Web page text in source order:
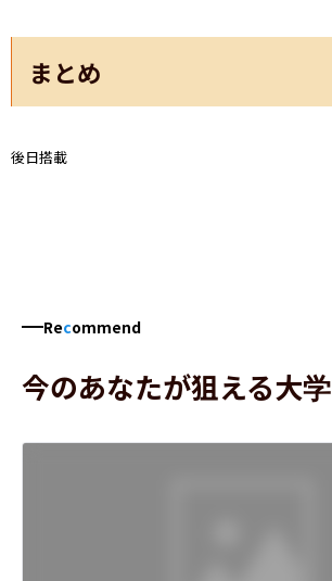
まとめ
後日搭載
Recommend
今のあなたが狙える大学